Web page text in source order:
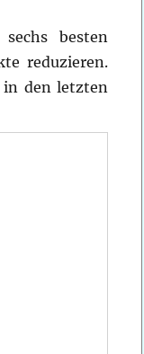
besten
reduzieren.
in den letzten